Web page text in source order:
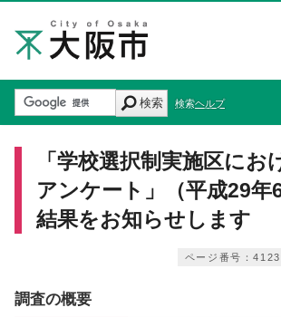
検索 検索ヘルプ
「学校選択制実施区にお
アンケート」（平成29年
結果をお知らせします
ページ番号：
調査の概要